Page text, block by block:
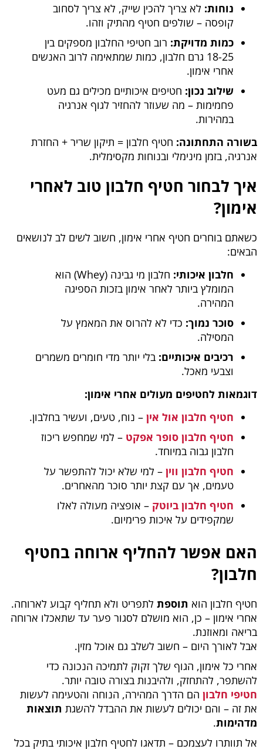
נוחות: לא צריך להכין שייק, לא צריך לסחוב
קופסה – שולפים חטיף מהתיק וזהו.
כמות מדויקת: רוב חטיפי החלבון מספקים בין
18-25 גרם חלבון, כמות שמתאימה לרוב האנשים
אחרי אימון.
שילוב נכון: חטיפים איכותיים מכילים גם מעט
פחמימות – מה שעוזר להחזיר לגוף אנרגיה
במהירות.
בשורה התחתונה: חטיף חלבון = תיקון שריר + החזרת
אנרגיה, בזמן מינימלי ובנוחות מקסימלית.
איך לבחור חטיף חלבון טוב לאחרי
אימון?
כשאתם בוחרים חטיף אחרי אימון, חשוב לשים לב לנושאים
הבאים:
חלבון איכותי:
חלבון מי גבינה (Whey) הוא
המומלץ ביותר לאחר אימון בזכות הספיגה
המהירה.
סוכר נמוך: כדי לא להרוס את המאמץ על
המסילה.
רכיבים איכותיים: בלי יותר מדי חומרים משמרים
וצבעי מאכל.
דוגמאות לחטיפים מעולים אחרי אימון:
חטיף חלבון אול אין – נוח, טעים, ועשיר בחלבון.
חטיף חלבון סופר אפקט – למי שמחפש ריכוז
חלבון גבוה במיוחד.
חטיף חלבון ווין – למי שלא יכול להתפשר על
טעמים, אך עם קצת יותר סוכר מהאחרים.
חטיף חלבון ביוטק – אופציה מעולה לאלו
שמקפידים על איכות פרימיום.
האם אפשר להחליף ארוחה בחטיף
חלבון?
חטיף חלבון הוא תוספת לתפריט ולא תחליף קבוע לארוחה.
אחרי אימון – כן, הוא מושלם לסגור פער עד שתאכלו ארוחה
בריאה ומאוזנת.
אבל לאורך היום – חשוב לשלב גם אוכל מזין.
אחרי כל אימון, הגוף שלך זקוק לתמיכה הנכונה כדי
להשתפר, להתחזק, ולהיבנות בצורה טובה יותר.
חטיפי חלבון הם הדרך המהירה, הנוחה והטעימה לעשות
את זה – והם יכולים לעשות את ההבדל להשגת תוצאות
מדהימות.
אל תוותרו לעצמכם – תדאגו לחטיף חלבון איכותי בתיק בכל